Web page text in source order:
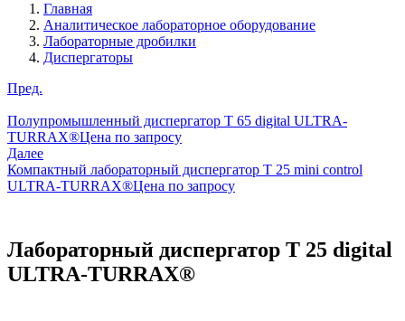
Главная
Аналитическое лабораторное оборудование
Лабораторные дробилки
Диспергаторы
Пред.
Полупромышленный диспергатор T 65 digital ULTRA-
TURRAX®Цена по запросу
Далее
Компактный лабораторный диспергатор T 25 mini control
ULTRA-TURRAX®Цена по запросу
Лабораторный диспергатор T 25 digital
ULTRA-TURRAX®